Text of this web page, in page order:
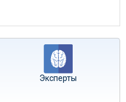
Эксперты